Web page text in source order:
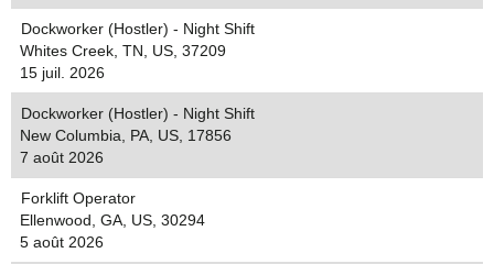
Dockworker (Hostler) - Night Shift
Whites Creek, TN, US, 37209
15 juil. 2026
Dockworker (Hostler) - Night Shift
New Columbia, PA, US, 17856
7 août 2026
Forklift Operator
Ellenwood, GA, US, 30294
5 août 2026